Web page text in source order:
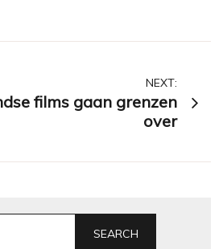
NEXT:
films gaan grenzen
over
SEARCH